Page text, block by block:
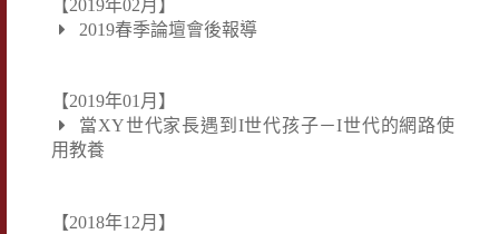
【2019年02月】
2019春季論壇會後報導
【2019年01月】
當XY世代家長遇到I世代孩子－I世代的網路使
用教養
【2018年12月】